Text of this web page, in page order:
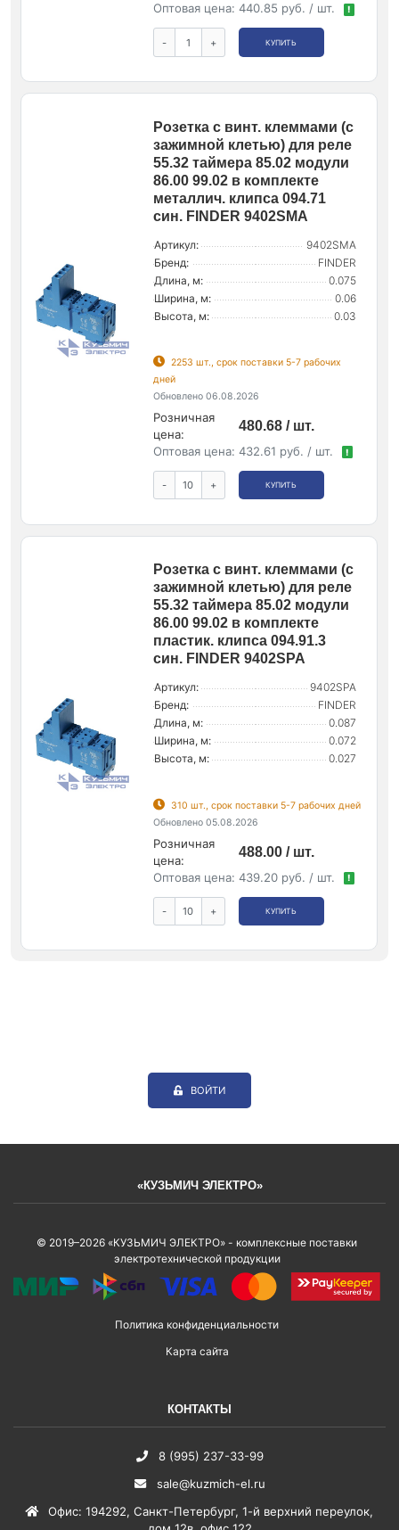
Оптовая цена: 440.85 руб. / шт. !
- + КУПИТЬ
Розетка с винт. клеммами (с
зажимной клетью) для реле
55.32 таймера 85.02 модули
86.00 99.02 в комплекте
металлич. клипса 094.71
син. FINDER 9402SMA
Артикул:
9402SMA
Бренд:
FINDER
Длина, м:
0.075
Ширина, м:
0.06
Высота, м:
0.03
2253 шт., срок поставки 5-7 рабочих
дней
Обновлено 06.08.2026
Розничная
цена:
480.68 / шт.
Оптовая цена: 432.61 руб. / шт. !
- + КУПИТЬ
Розетка с винт. клеммами (с
зажимной клетью) для реле
55.32 таймера 85.02 модули
86.00 99.02 в комплекте
пластик. клипса 094.91.3
син. FINDER 9402SPA
Артикул:
9402SPA
Бренд:
FINDER
Длина, м:
0.087
Ширина, м:
0.072
Высота, м:
0.027
310 шт., срок поставки 5-7 рабочих дней
Обновлено 05.08.2026
Розничная
цена:
488.00 / шт.
Оптовая цена: 439.20 руб. / шт. !
- + КУПИТЬ
ВОЙТИ
«КУЗЬМИЧ ЭЛЕКТРО»
© 2019–2026 «КУЗЬМИЧ ЭЛЕКТРО» - комплексные поставки
электротехнической продукции
Политика конфиденциальности
Карта сайта
КОНТАКТЫ
8 (995) 237-33-99
sale@kuzmich-el.ru
Офис: 194292, Санкт-Петербург, 1-й верхний переулок,